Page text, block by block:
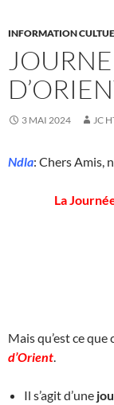
INFORMATION
3 MAI 2024 JC
Ndla: Chers Amis,
La
Mais qu’est ce que
d’Orient.
Il s’agit d’une